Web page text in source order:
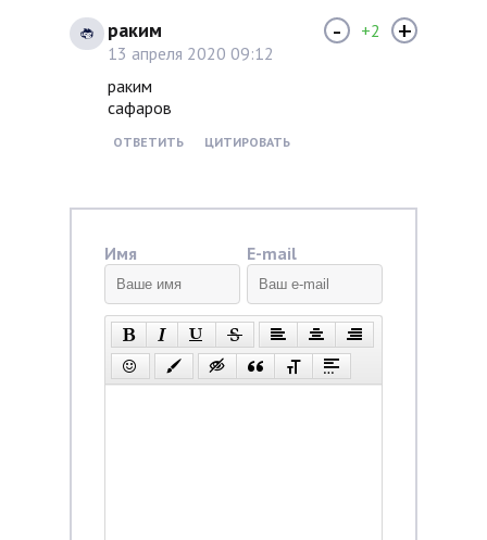
раким
13 апреля 2020 09:12
раким
сафаров
ОТВЕТИТЬ ЦИТИРОВАТЬ
- +2 +
Имя E-mail